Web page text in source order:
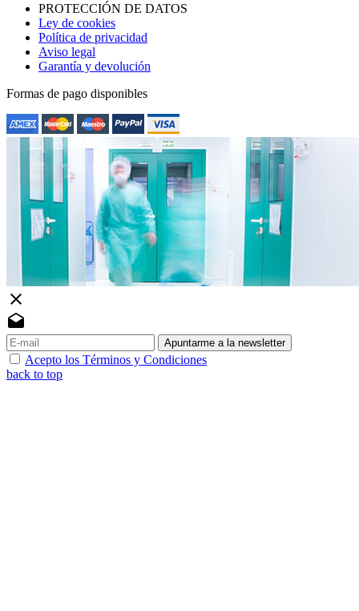
PROTECCIÓN DE DATOS
Ley de cookies
Política de privacidad
Aviso legal
Garantía y devolución
Formas de pago disponibles
close
drafts
Apuntarme a la newsletter
Acepto los Términos y Condiciones
back to top